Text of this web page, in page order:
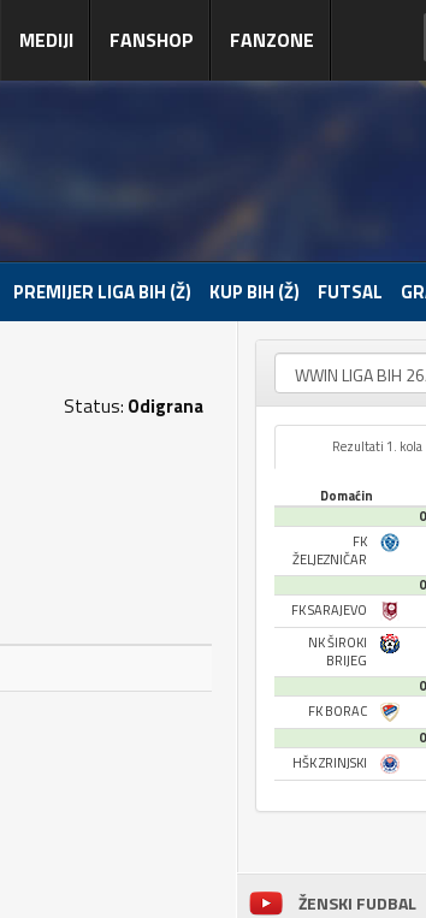
MEDIJI FANSHOP FANZONE
PREMIJER LIGA BIH (Ž) KUP BIH (Ž) FUTSAL
Status: Odigrana
Rezultati 1. kola
Domaćin
FK
ŽELJEZNIČAR
FK SARAJEVO
NK ŠIROKI
BRIJEG
FK BORAC
HŠK ZRINJSKI
ŽENSKI FUDBAL